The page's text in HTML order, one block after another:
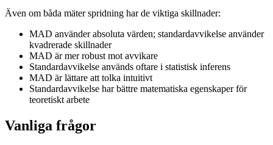
Även om båda mäter spridning har de viktiga skillnader:
MAD använder absoluta värden; standardavvikelse använder
kvadrerade skillnader
MAD är mer robust mot avvikare
Standardavvikelse används oftare i statistisk inferens
MAD är lättare att tolka intuitivt
Standardavvikelse har bättre matematiska egenskaper för
teoretiskt arbete
Vanliga frågor